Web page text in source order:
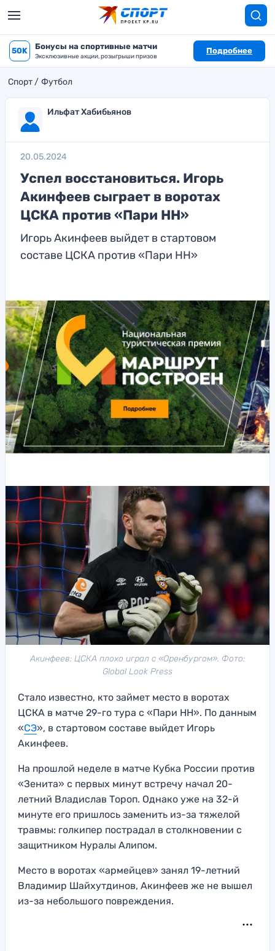
50K Бонусы на спортивные матчи
Эксклюзивные акции, розыгрыши призов
Подробнее
Спорт Футбол
Ильфат Хабибьянов
20.05.2024
Успел восстановиться. Игорь
Акинфеев сыграет в воротах
ЦСКА против «Пари НН»
Игорь Акинфеев выйдет в стартовом
составе ЦСКА против «Пари НН»
Акинфеев: ЦСКА плохо играл с «Оренбургом». Фото:
Global Look Press
Стало известно, кто займет место в воротах
ЦСКА в матче 29-го тура с «Пари НН». По данным
«СЭ», в стартовом составе выйдет Игорь
Акинфеев.
На прошлой неделе в матче Кубка России против
«Зенита» с первых минут встречу начал 20-
летний Владислав Тороп. Однако уже на 32-й
минуте его пришлось заменить из-за тяжелой
травмы: голкипер пострадал в столкновении с
защитником Нуралы Алипом.
Место в воротах «армейцев» занял 19-летний
Владимир Шайхутдинов, Акинфеев же не вышел
из-за небольшого повреждения.